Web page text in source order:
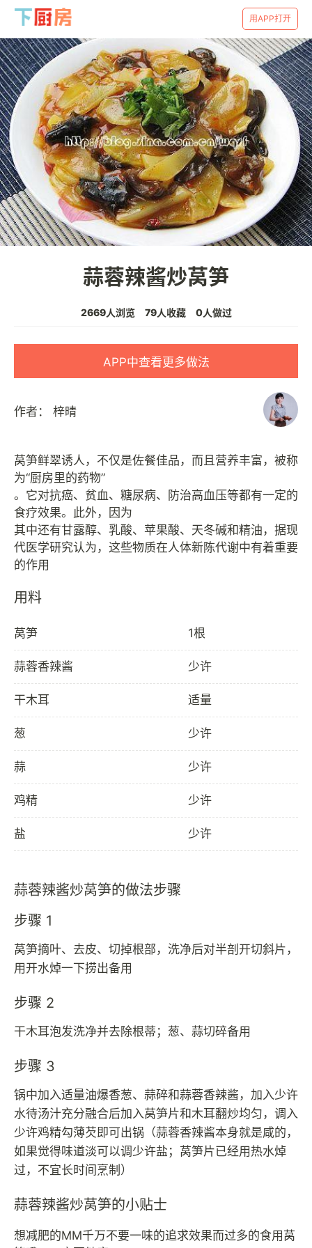
用APP打开
蒜蓉辣酱炒莴笋
2669人浏览 79人收藏 0人做过
APP中查看更多做法
作者： 梓晴
莴笋鲜翠诱人，不仅是佐餐佳品，而且营养丰富，被称
为“厨房里的药物”
。它对抗癌、贫血、糖尿病、防治高血压等都有一定的
食疗效果。此外，因为
其中还有甘露醇、乳酸、苹果酸、天冬碱和精油，据现
代医学研究认为，这些物质在人体新陈代谢中有着重要
用料
莴笋 1根
蒜蓉香辣酱 少许
干木耳 适量
葱 少许
蒜 少许
鸡精 少许
盐 少许
蒜蓉辣酱炒莴笋的做法步骤
步骤 1
莴笋摘叶、去皮、切掉根部，洗净后对半剖开切斜片，
用开水焯一下捞出备用
步骤 2
干木耳泡发洗净并去除根蒂；葱、蒜切碎备用
步骤 3
锅中加入适量油爆香葱、蒜碎和蒜蓉香辣酱，加入少许
水待汤汁充分融合后加入莴笋片和木耳翻炒均匀，调入
少许鸡精勾薄芡即可出锅（蒜蓉香辣酱本身就是咸的，
如果觉得味道淡可以调少许盐；莴笋片已经用热水焯
过，不宜长时间烹制）
蒜蓉辣酱炒莴笋的小贴士
想减肥的MM千万不要一味的追求效果而过多的食用莴